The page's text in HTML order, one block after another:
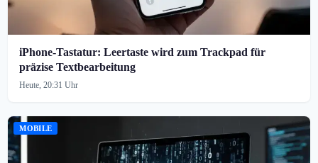
iPhone-Tastatur: Leertaste wird zum Trackpad für
präzise Textbearbeitung
Heute, 20:31 Uhr
MOBILE